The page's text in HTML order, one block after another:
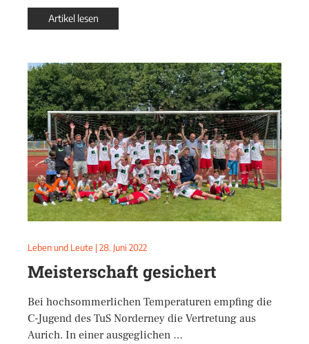
Artikel lesen
Leben und Leute | 28. Juni 2022
Meisterschaft gesichert
Bei hochsommerlichen Temperaturen empfing die
C-Jugend des TuS Norderney die Vertretung aus
Aurich. In einer ausgeglichen …